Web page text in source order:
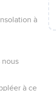
à
nous
à ce